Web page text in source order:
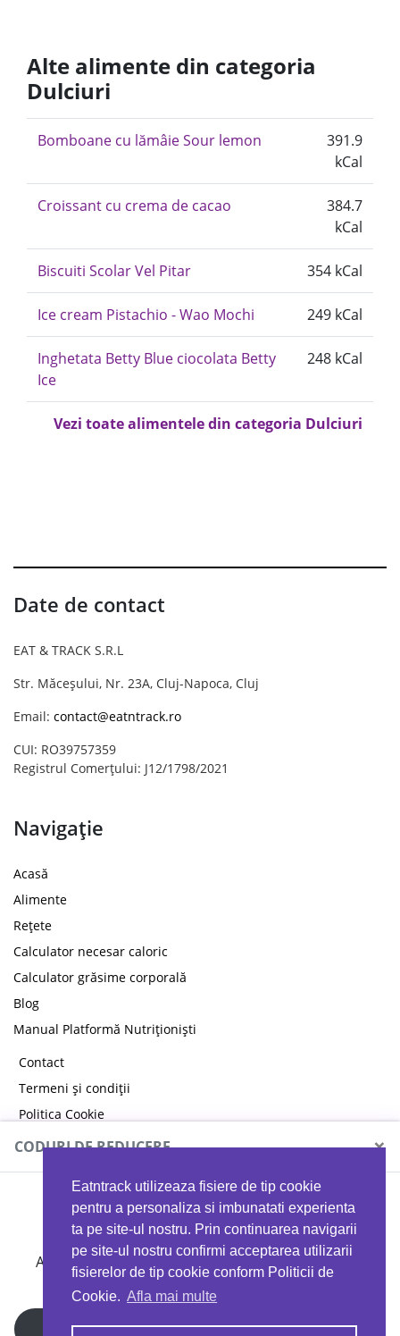
Eatntrack utilizeaza fisiere de tip cookie
pentru a personaliza si imbunatati experienta
ta pe site-ul nostru. Prin continuarea navigarii
pe site-ul nostru confirmi acceptarea utilizarii
fisierelor de tip cookie conform Politicii de
Cookie. Afla mai multe
Alte alimente din categoria
Dulciuri
Bomboane cu lămâie Sour lemon
391.9
kCal
Croissant cu crema de cacao
384.7
kCal
Biscuiti Scolar Vel Pitar 354 kCal
Ice cream Pistachio - Wao Mochi 249 kCal
Inghetata Betty Blue ciocolata Betty
Ice
248 kCal
Vezi toate alimentele din categoria Dulciuri
Date de contact
EAT & TRACK S.R.L
Str. Măceșului, Nr. 23A, Cluj-Napoca, Cluj
Email: contact@eatntrack.ro
CUI: RO39757359
Registrul Comerțului: J12/1798/2021
Navigație
Acasă
Alimente
Rețete
Calculator necesar caloric
Calculator grăsime corporală
Blog
Manual Platformă Nutriționiști
Contact
Termeni și condiții
Politica Cookie
Politica de confidențialitate
CODURI DE REDUCERE ×
MYPROTEIN
Ai 40%reducere la orice comandă folosind codul
EATTRACK
Profită acum